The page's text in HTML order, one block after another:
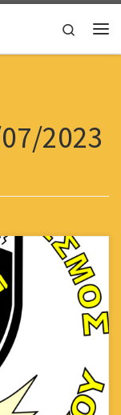
Search
2023